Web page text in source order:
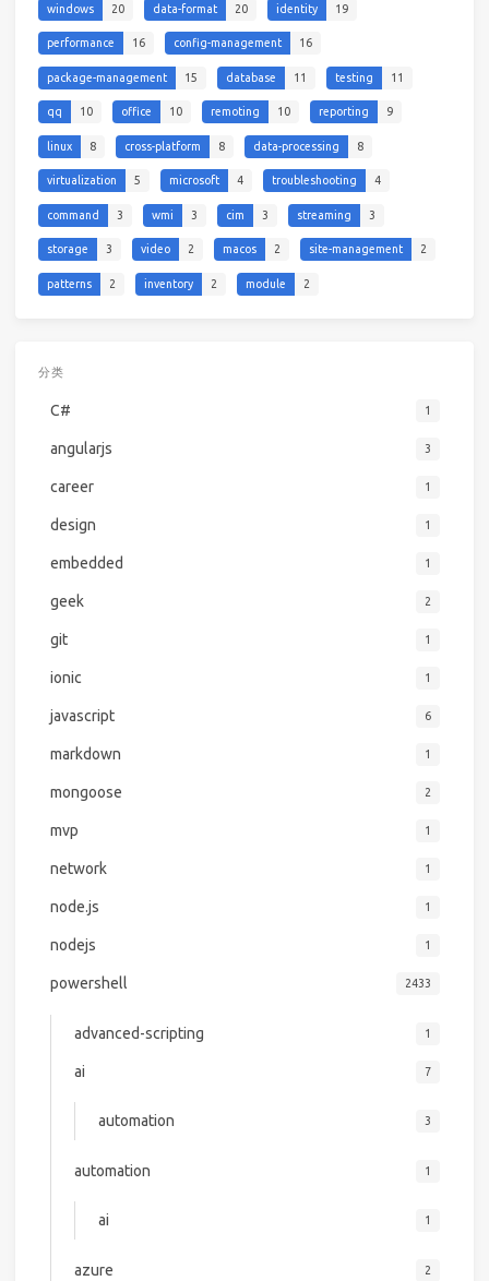
windows 20 data-format 20 identity 19
performance 16 config-management 16
package-management 15 database 11 testing 11
qq 10 office 10 remoting 10 reporting 9
linux 8 cross-platform 8 data-processing 8
virtualization 5 microsoft 4 troubleshooting 4
command 3 wmi 3 cim 3 streaming 3
storage 3 video 2 macos 2 site-management 2
patterns 2 inventory 2 module 2
分类
C# 1
angularjs 3
career 1
design 1
embedded 1
geek 2
git 1
ionic 1
javascript 6
markdown 1
mongoose 2
mvp 1
network 1
node.js 1
nodejs 1
powershell 2433
advanced-scripting 1
ai 7
automation 3
automation 1
ai 1
azure 2